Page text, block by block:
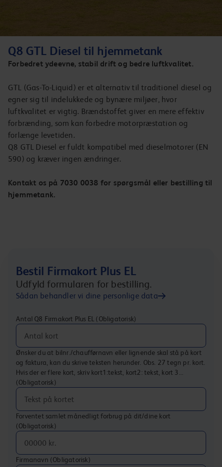
Q8 GTL Diesel til hjemmetank
Forbedret ydeevne, stabil drift og bedre luftkvalitet.
GTL (Gas-To-Liquid) er et alternativ til traditionel diesel og
egner sig til indelukkede og bynære miljøer, hvor
luftkvalitet er vigtig. Brændstoffet giver en mere effektiv
forbrænding, som kan forbedre motorpræstation og
forlænge levetiden.
Q8 GTL Diesel er fuldt kompatibel med dieselmotorer (EN
590) og kræver ingen ændringer.
Kontakt os på 7030 0038 for spørgsmål eller bestilling til
hjemmetank.
Bestil Firmakort Plus EL
Udfyld formularen for bestilling.
Sådan behandler vi dine personlige data
Antal Q8 Firmakort Plus EL (Obligatorisk)
Ønsker du at bilnr./chaufførnavn eller lignende skal stå på kort
og faktura, kan du skrive teksten herunder. Obs. 27 tegn pr. kort.
Hvis der er flere kort, skriv kort1:tekst, kort2: tekst, kort 3...
(Obligatorisk)
Forventet samlet månedligt forbrug på dit/dine kort
(Obligatorisk)
Firmanavn (Obligatorisk)